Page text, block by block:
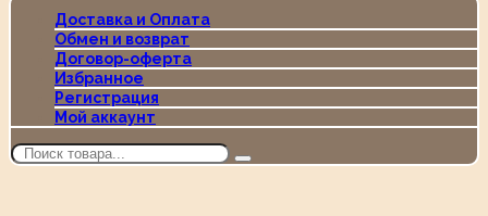
Доставка и Оплата
Обмен и возврат
Договор-оферта
Избранное
Регистрация
Мой аккаунт